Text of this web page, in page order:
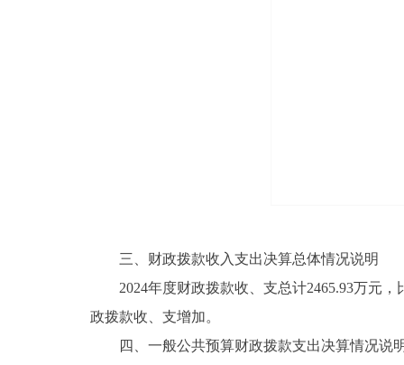
三、财政拨款收入支出决算总体情况说明
2024年度财政拨款收、支总计2465.93万元，
政拨款收、支增加。
四、一般公共预算财政拨款支出决算情况说